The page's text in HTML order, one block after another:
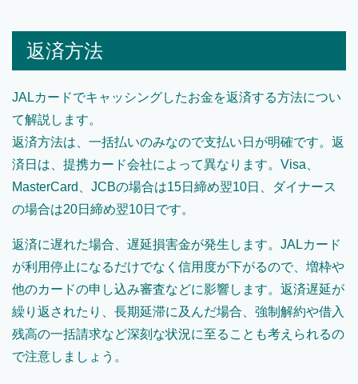
返済方法
JALカードでキャッシングしたお金を返済する方法につい
て解説します。
返済方法は、一括払いのみなので支払い日が明確です。返
済日は、提携カード会社によって異なります。Visa、
MasterCard、JCBの場合は15日締め翌10日、ダイナース
の場合は20日締め翌10日です。
返済に遅れた場合、遅延損害金が発生します。JALカード
が利用停止になるだけでなく信用度が下がるので、増枠や
他のカードの申し込み審査などに影響します。返済遅延が
繰り返されたり、長期延滞に及んだ場合、強制解約や借入
残高の一括請求など深刻な状況に至ることも考えられるの
で注意しましょう。